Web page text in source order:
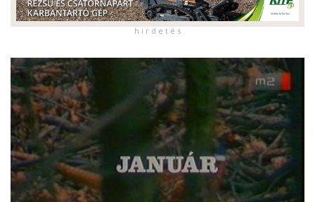
h i r d e t é s